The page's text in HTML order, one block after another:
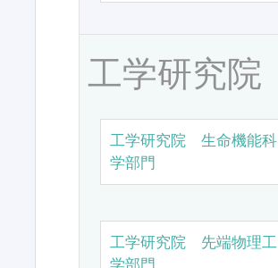
工学研究院
工学研究院 生命機能科
学部門
工学研究院 先端物理工